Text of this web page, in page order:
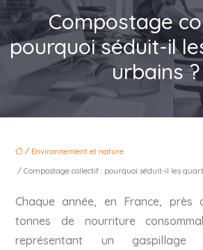
Compostage
pourquoi séduit-il
urbains ?
/ Environnement et nature
/ Compostage collectif : pourquoi séduit-il les
Chaque année, en France, près
tonnes de nourriture
représentant un gaspillage